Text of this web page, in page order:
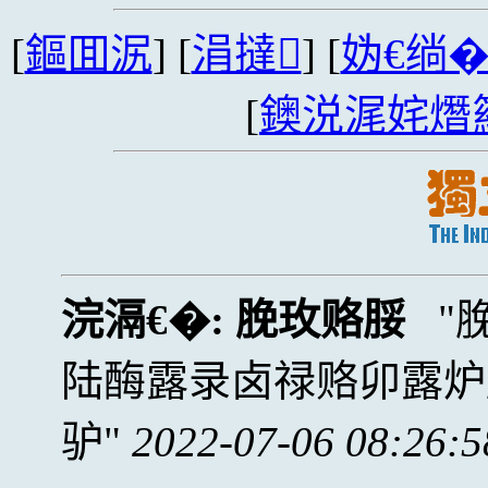
[鏂囬泦] [涓撻] [妫€绱
[鐭涚浘姹熸
浣滆€�: 脕玫赂脮
陆酶露录卤禄赂卯露
驴
2022-07-06